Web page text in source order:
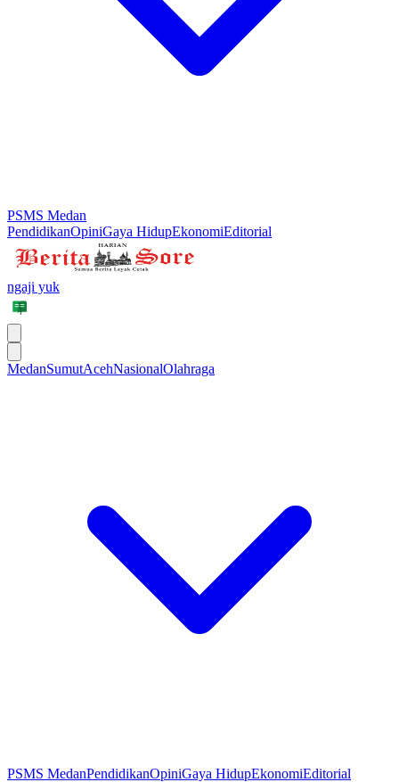
PSMS Medan
PendidikanOpiniGaya HidupEkonomiEditorial
ngaji yuk
MedanSumutAcehNasionalOlahraga
PSMS MedanPendidikanOpiniGaya HidupEkonomiEditorial